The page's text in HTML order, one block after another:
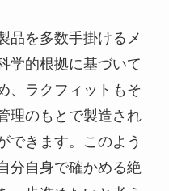
品を多数手掛けるメ
学的根拠に基づいて
、ラクフィットもそ
理のもとで製造され
できます。このよう
分自身で確かめる絶